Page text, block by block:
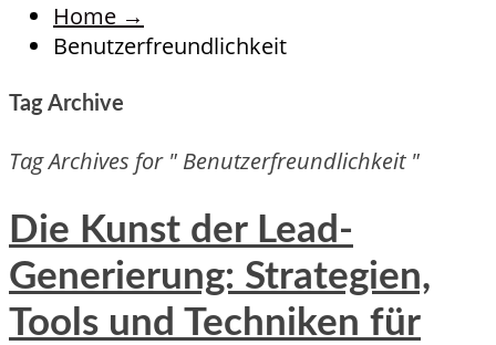
Home →
Benutzerfreundlichkeit
Tag Archive
Tag Archives for " Benutzerfreundlichkeit "
Die Kunst der Lead-
Generierung: Strategien,
Tools und Techniken für